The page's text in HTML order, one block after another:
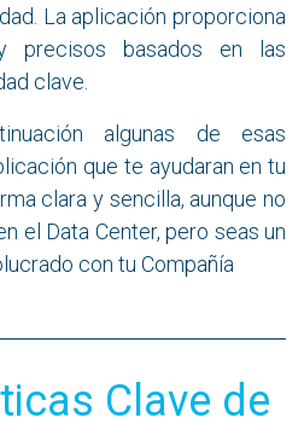
La aplicación proporciona
precisos basados en las
clave.
algunas de esas
que te ayudaran en tu
clara y sencilla, aunque no
el Data Center, pero seas un
con tu Compañía
Clave de